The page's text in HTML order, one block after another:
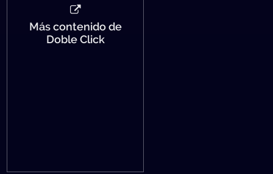
Más contenido de
Doble Click